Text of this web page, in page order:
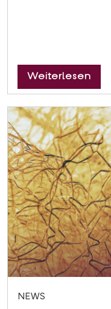
Weiterlesen
NEWS